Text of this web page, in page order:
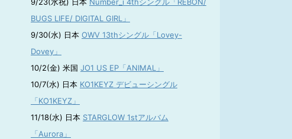
BUGS LIFE/ DIGITAL GIRL」
9/30(水) 日本 OWV 13thシングル「Lovey-
Dovey」
10/2(金) 米国 JO1 US EP「ANIMAL」
10/7(水) 日本 KO1KEYZ デビューシングル
「KO1KEYZ」
11/18(水) 日本 STARGLOW 1stアルバム
「Aurora」